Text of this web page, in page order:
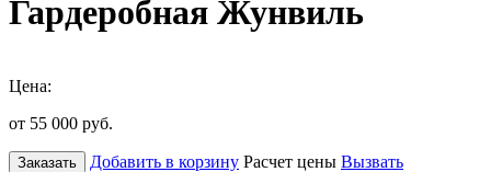
Гардеробная Жунвиль
Цена:
от 55 000 руб.
Заказать Добавить в корзину Расчет цены Вызвать